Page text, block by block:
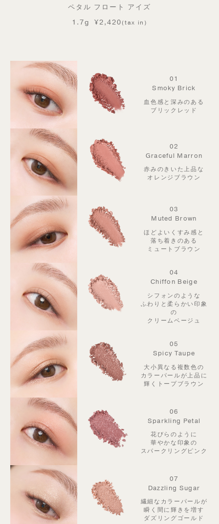
ペタル フロート アイズ
1.7g
¥2,420(tax in)
01
Smoky Brick
血色感と深みのある
ブリックレッド
02
Graceful Marron
赤みのきいた上品な
オレンジブラウン
03
Muted Brown
ほどよいくすみ感と
落ち着きのある
ミュートブラウン
04
Chiffon Beige
シフォンのような
ふわりと柔らかい印象
の
クリームベージュ
05
Spicy Taupe
大小異なる複数色の
カラーパールが上品に
輝くトープブラウン
06
Sparkling Petal
花びらのように
華やかな印象の
スパークリングピンク
07
Dazzling Sugar
繊細なカラーパールが
瞬く間に輝きを増す
ダズリングゴールド